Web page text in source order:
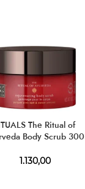
The Ritual of
Body Scrub 300
1.130,00